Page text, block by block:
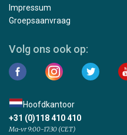
Impressum
Groepsaanvraag
Volg ons ook op:
Hoofdkantoor
+31 (0)118 410 410
Ma-vr 9:00-17:30 (CET)